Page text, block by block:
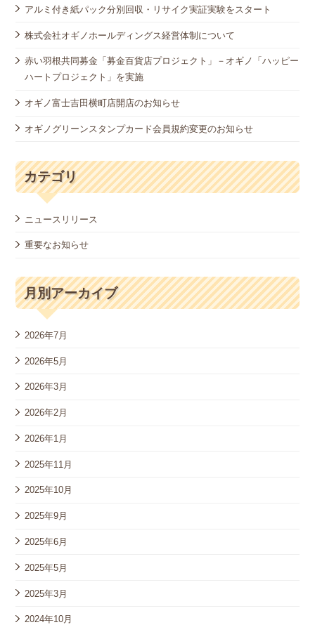
アルミ付き紙パック分別回収・リサイク実証実験をスタート
株式会社オギノホールディングス経営体制について
赤い羽根共同募金「募金百貨店プロジェクト」－オギノ「ハッピー
ハートプロジェクト」を実施
オギノ富士吉田横町店開店のお知らせ
オギノグリーンスタンプカード会員規約変更のお知らせ
カテゴリ
ニュースリリース
重要なお知らせ
月別アーカイブ
2026年7月
2026年5月
2026年3月
2026年2月
2026年1月
2025年11月
2025年10月
2025年9月
2025年6月
2025年5月
2025年3月
2024年10月